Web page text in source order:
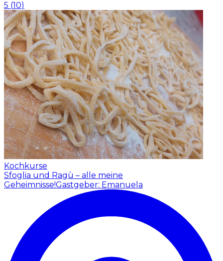
5 (10)
Kochkurse
Sfoglia und Ragù – alle meine
Geheimnisse!Gastgeber: Emanuela